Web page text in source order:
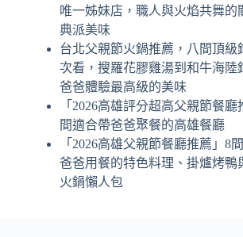
唯一姊妹店，職人與火焰共舞的
典派美味
台北父親節火鍋推薦，八間頂級
次看，搜羅花膠雞湯到和牛海陸
爸爸體驗最高級的美味
「2026高雄評分超高父親節餐廳
間適合帶爸爸聚餐的高雄餐廳
「2026高雄父親節餐廳推薦」8
爸爸用餐的特色料理、掛爐烤鴨
火鍋懶人包